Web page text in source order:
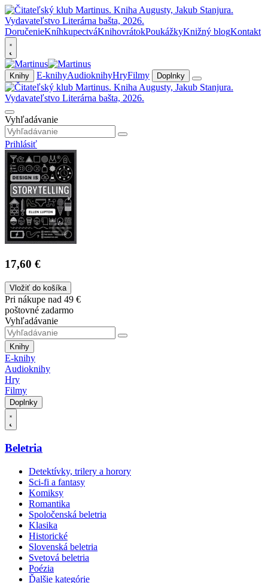
DoručenieKníhkupectváKnihovrátokPoukážkyKnižný blogKontakt
Knihy E-knihyAudioknihyHryFilmy Doplnky
Vyhľadávanie
Prihlásiť
17,60 €
Vložiť do košíka
Pri nákupe nad 49 €
poštovné zadarmo
Vyhľadávanie
Knihy
E-knihy
Audioknihy
Hry
Filmy
Doplnky
Beletria
Detektívky, trilery a horory
Sci-fi a fantasy
Komiksy
Romantika
Spoločenská beletria
Klasika
Historické
Slovenská beletria
Svetová beletria
Poézia
Ďalšie kategórie